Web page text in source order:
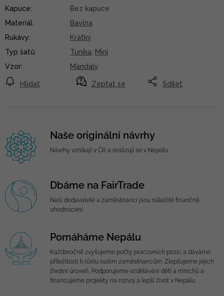
Zeptat se
Hlídat Sdílet
Kapuce:
Bez kapuce
Materiál:
Bavlna
Rukávy:
Krátký
Typ šatů: Tunika
Mini
Vzor: Mandaly
Naše originální návrhy
Návrhy vznikají v ČR a realizují se v Nepálu
Dbáme na FairTrade
Naši dodavatelé a zaměstnanci jsou náležitě finančně
ohodnoceni
Pomáháme Nepálu
Každoročně zvyšujeme počty pracovních pozic a dáváme
příležitosti k růstu našim zaměstnancům. Zlepšujeme jejich
životní úroveň, Podporujeme vzdělávání dětí a mnichů a
financujeme projekty na rozvoj a lepší život v Nepálu.